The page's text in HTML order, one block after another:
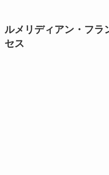
ルメリディアン・フラ
セス